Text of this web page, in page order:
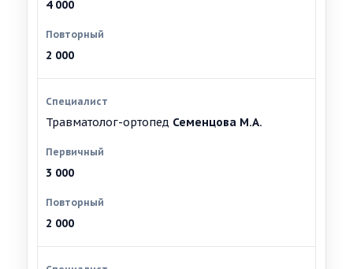
4 000
2 000
Травматолог-ортопед Семенцова М.А.
3 000
2 000